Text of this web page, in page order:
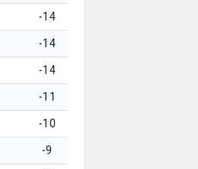
-14
-14
-14
-11
-10
-9